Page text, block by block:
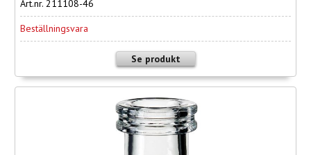
Art.nr. 211108-46
Beställningsvara
Se produkt